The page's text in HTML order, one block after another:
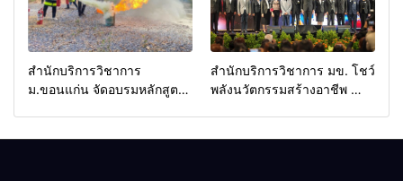
สำนักบริการวิชาการ
ม.ขอนแก่น จัดอบรมหลักสูตร
สำนักบริการวิชาการ มข. โชว์
พลังนวัตกรรมสร้างอาชีพ นำ